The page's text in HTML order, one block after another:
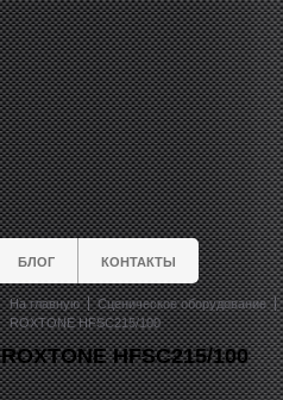
БЛОГ КОНТАКТЫ
На главную Сценическое оборудование
ROXTONE HFSC215/100
ROXTONE HFSC215/100